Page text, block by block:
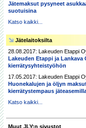
Jätemaksut pysyneet
suotuisina
Katso kaikki...
Jätelaitoksilta
28.08.2017: Lakeuden Etappi
Lakeuden Etappi ja Lankava
kierrätysyhteistyöhön
17.05.2017: Lakeuden Etappi
Huonekalujen ja öljyn
kierrätystempaus
Katso kaikki...
Muut JLY:n sivustot